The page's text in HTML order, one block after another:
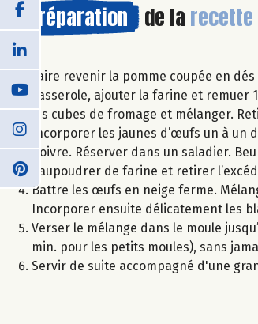
Préparation de la recette
Faire revenir la pomme coupée en
casserole, ajouter la farine et
les cubes de fromage et mélanger.
Incorporer les jaunes d’œufs un à un
poivre. Réserver dans un saladier.
Saupoudrer de farine et retirer
Battre les œufs en neige ferme.
Incorporer ensuite délicatement les
Verser le mélange dans le moule
min. pour les petits moules), sans
Servir de suite accompagné d'une